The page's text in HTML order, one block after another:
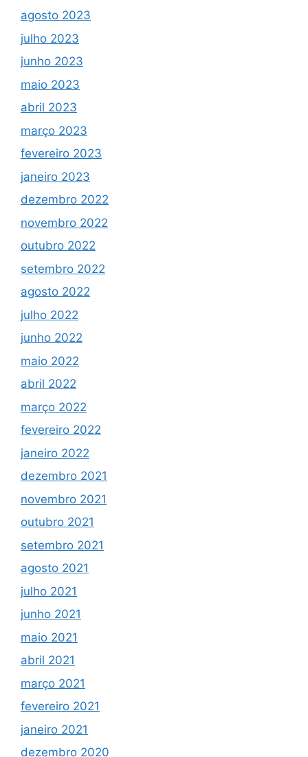
agosto 2023
julho 2023
junho 2023
maio 2023
abril 2023
março 2023
fevereiro 2023
janeiro 2023
dezembro 2022
novembro 2022
outubro 2022
setembro 2022
agosto 2022
julho 2022
junho 2022
maio 2022
abril 2022
março 2022
fevereiro 2022
janeiro 2022
dezembro 2021
novembro 2021
outubro 2021
setembro 2021
agosto 2021
julho 2021
junho 2021
maio 2021
abril 2021
março 2021
fevereiro 2021
janeiro 2021
dezembro 2020